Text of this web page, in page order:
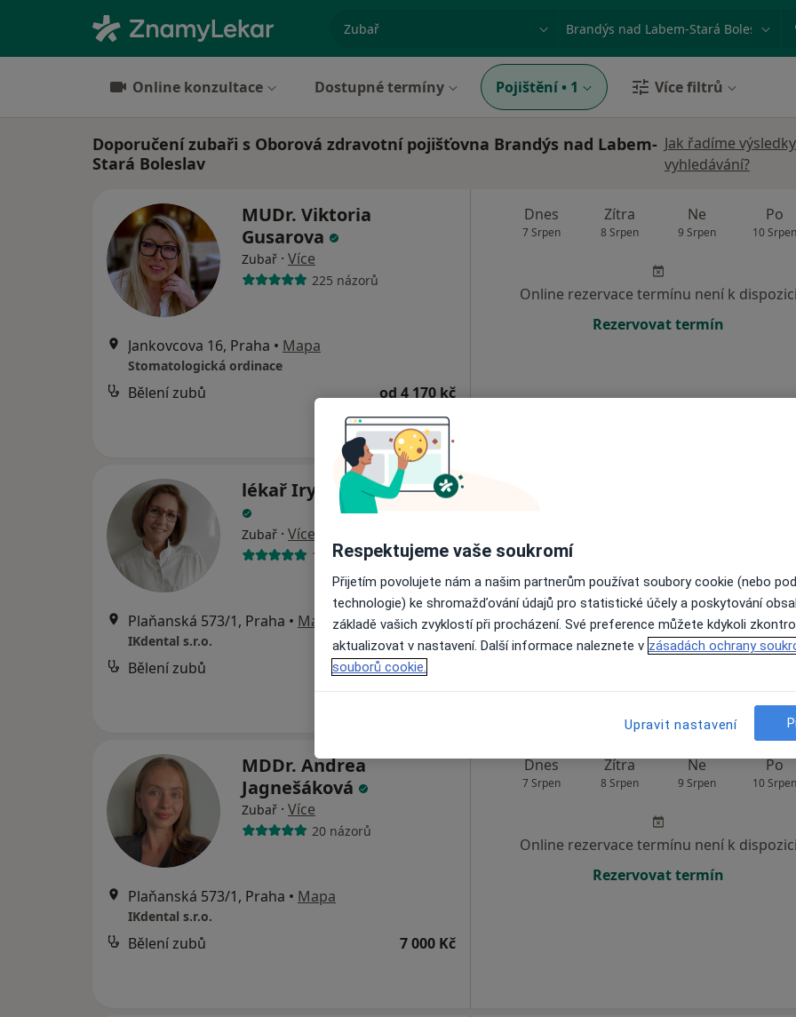
specializace, nemoc nebo příjmení Město nebo region
Online konzultace Dostupné termíny Pojištění • 1 Více filtrů
Doporučení zubaři s Oborová zdravotní pojišťovna Brandýs nad Labem-
Stará Boleslav
Jak řadíme výsledky
vyhledávání?
MUDr. Viktoria
Gusarova
Zubař · Více
225 názorů
Jankovcova 16, Praha • Mapa
Stomatologická ordinace
Bělení zubů od 4 170 kč
Dnes
7 Srpen
Zítra
8 Srpen
Ne
9 Srpen
Po
10 Srpen
Online rezervace termínu není k dispozici
Rezervovat termín
lékař Iryna Kuznetsova
Zubař · Více
101 názorů
Plaňanská 573/1, Praha • Mapa
IKdental s.r.o.
Bělení zubů 7 000 Kč
Rezervovat termín
MDDr. Andrea
Jagnešáková
Zubař · Více
20 názorů
Plaňanská 573/1, Praha • Mapa
IKdental s.r.o.
Bělení zubů 7 000 Kč
Dnes
7 Srpen
Zítra
8 Srpen
Ne
9 Srpen
Po
10 Srpen
Online rezervace termínu není k dispozici
Rezervovat termín
Respektujeme vaše soukromí
Přijetím povolujete nám a našim partnerům používat soubory cookie (nebo
technologie) ke shromažďování údajů pro statistické účely a poskytování
základě vašich zvyklostí při procházení. Své preference můžete kdykoli
aktualizovat v nastavení. Další informace naleznete v zásadách ochrany
souborů cookie.
Upravit nastavení